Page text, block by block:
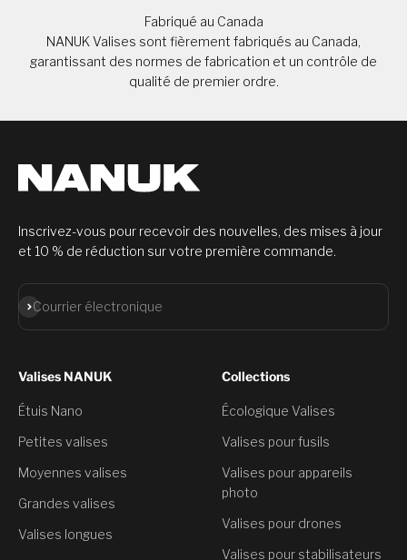
Fabriqué au Canada
NANUK Valises sont fièrement fabriqués au Canada,
garantissant des normes de fabrication et un contrôle de
qualité de premier ordre.
Inscrivez-vous pour recevoir des nouvelles, des mises à jour
et 10 % de réduction sur votre première commande.
Courrier électronique
S'abonner
Valises NANUK
Étuis Nano
Petites valises
Moyennes valises
Grandes valises
Valises longues
Collections
Écologique Valises
Valises pour fusils
Valises pour appareils
photo
Valises pour drones
Valises pour stabilisateurs